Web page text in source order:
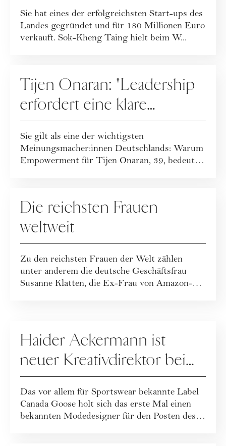
Welt revolutionierte
Sie hat eines der erfolgreichsten Start-ups des
Landes gegründet und für 180 Millionen Euro
verkauft. Sok-Kheng Taing hielt beim W...
Tijen Onaran: "Leadership
erfordert eine klare
Haltung"
Sie gilt als eine der wichtigsten
Meinungsmacher:innen Deutschlands: Warum
Empowerment für Tijen Onaran, 39, bedeutet,
Die reichsten Frauen
weltweit
Zu den reichsten Frauen der Welt zählen
unter anderem die deutsche Geschäftsfrau
Susanne Klatten, die Ex-Frau von Amazon-
Haider Ackermann ist
neuer Kreativdirektor bei
Canada Goose
Das vor allem für Sportswear bekannte Label
Canada Goose holt sich das erste Mal einen
bekannten Modedesigner für den Posten des